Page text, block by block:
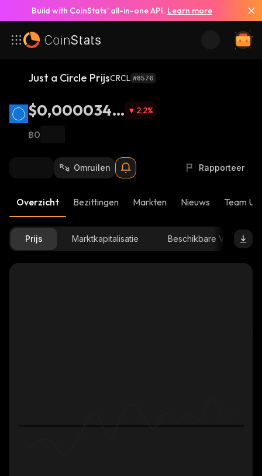
Build with CoinStats’ all-in-one API. Learn more
Just a Circle PrijsCRCL #8576
$0,0000341
5
2,2%
฿0
Omruilen Rapporteer
Overzicht Bezittingen Markten Nieuws Team
Prijs Marktkapitalisatie Beschikbare Voorraad